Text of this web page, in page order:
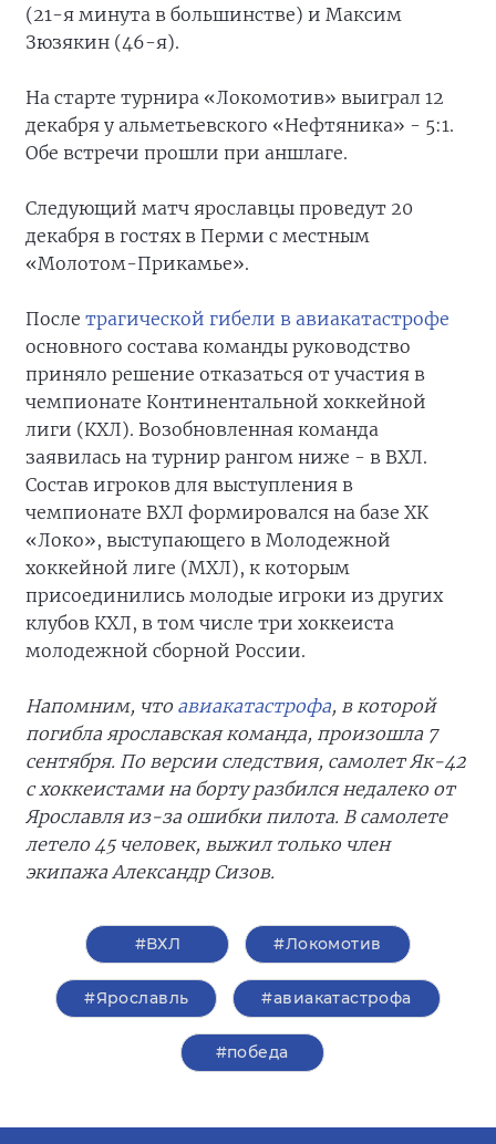
(21-я минута в большинстве) и Максим
Зюзякин (46-я).
На старте турнира «Локомотив» выиграл 12
декабря у альметьевского «Нефтяника» - 5:1.
Обе встречи прошли при аншлаге.
Следующий матч ярославцы проведут 20
декабря в гостях в Перми с местным
«Молотом-Прикамье».
После трагической гибели в авиакатастрофе
основного состава команды руководство
приняло решение отказаться от участия в
чемпионате Континентальной хоккейной
лиги (КХЛ). Возобновленная команда
заявилась на турнир рангом ниже - в ВХЛ.
Состав игроков для выступления в
чемпионате ВХЛ формировался на базе ХК
«Локо», выступающего в Молодежной
хоккейной лиге (МХЛ), к которым
присоединились молодые игроки из других
клубов КХЛ, в том числе три хоккеиста
молодежной сборной России.
Напомним, что авиакатастрофа, в которой
погибла ярославская команда, произошла 7
сентября. По версии следствия, самолет Як-42
с хоккеистами на борту разбился недалеко от
Ярославля из-за ошибки пилота. В самолете
летело 45 человек, выжил только член
экипажа Александр Сизов.
#ВХЛ #Локомотив
#Ярославль #авиакатастрофа
#победа